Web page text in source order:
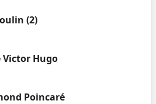
(2)
Victor Hugo
Poincaré